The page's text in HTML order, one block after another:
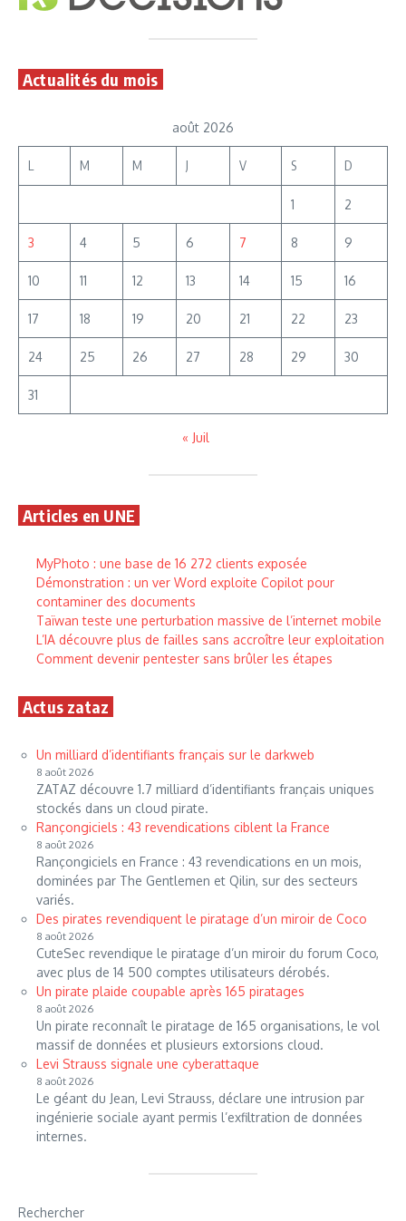
Actualités du mois
août 2026
L M M J V S D
1 2
3 4 5 6 7 8 9
10 11 12 13 14 15 16
17 18 19 20 21 22 23
24 25 26 27 28 29 30
31
« Juil
Articles en UNE
MyPhoto : une base de 16 272 clients exposée
Démonstration : un ver Word exploite Copilot pour
contaminer des documents
Taïwan teste une perturbation massive de l’internet mobile
L’IA découvre plus de failles sans accroître leur exploitation
Comment devenir pentester sans brûler les étapes
Actus zataz
Un milliard d’identifiants français sur le darkweb
8 août 2026
ZATAZ découvre 1.7 milliard d’identifiants français uniques
stockés dans un cloud pirate.
Rançongiciels : 43 revendications ciblent la France
8 août 2026
Rançongiciels en France : 43 revendications en un mois,
dominées par The Gentlemen et Qilin, sur des secteurs
variés.
Des pirates revendiquent le piratage d’un miroir de Coco
8 août 2026
CuteSec revendique le piratage d’un miroir du forum Coco,
avec plus de 14 500 comptes utilisateurs dérobés.
Un pirate plaide coupable après 165 piratages
8 août 2026
Un pirate reconnaît le piratage de 165 organisations, le vol
massif de données et plusieurs extorsions cloud.
Levi Strauss signale une cyberattaque
8 août 2026
Le géant du Jean, Levi Strauss, déclare une intrusion par
ingénierie sociale ayant permis l’exfiltration de données
internes.
Rechercher